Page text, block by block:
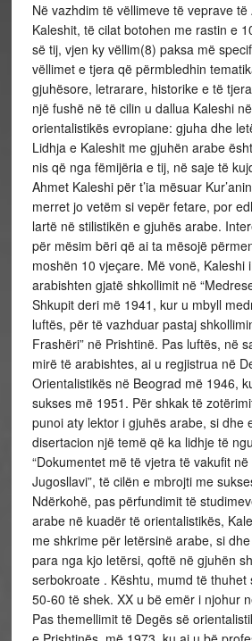
Në vazhdim të vëllimeve të veprave të
Kaleshit, të cilat botohen me rastin e
së tij, vjen ky vëllim(8) paksa më
vëllimet e tjera që përmbledhin
gjuhësore, letrarare, historike e të
një fushë në të cilin u dallua Kaleshi
orientalistikës evropiane: gjuha dhe
Lidhja e Kaleshit me gjuhën arabe
nis që nga fëmijëria e tij, në saje të
Ahmet Kaleshi për t’ia mësuar
merret jo vetëm si vepër fetare, por
lartë në stilistikën e gjuhës arabe.
për mësim bëri që ai ta mësojë
moshën 10 vjeçare. Më vonë, Kaleshi
arabishten gjatë shkollimit në
Shkupit deri më 1941, kur u mbyll
luftës, për të vazhduar pastaj
Frashëri” në Prishtinë. Pas luftës, në
mirë të arabishtes, ai u regjistrua në
Orientalistikës në Beograd më 1946,
sukses më 1951. Për shkak të
punoi aty lektor i gjuhës arabe, si dhe
disertacion një temë që ka lidhje të
“Dokumentet më të vjetra të vakufit
Jugosllavi”, të cilën e mbrojti me
Ndërkohë, pas përfundimit të
arabe në kuadër të orientalistikës,
me shkrime për letërsinë arabe, si
para nga kjo letërsi, qoftë në gjuhën
serbokroate . Kështu, mumd të thuhet
50-60 të shek. XX u bë emër i njohur
Pas themellimit të Degës së